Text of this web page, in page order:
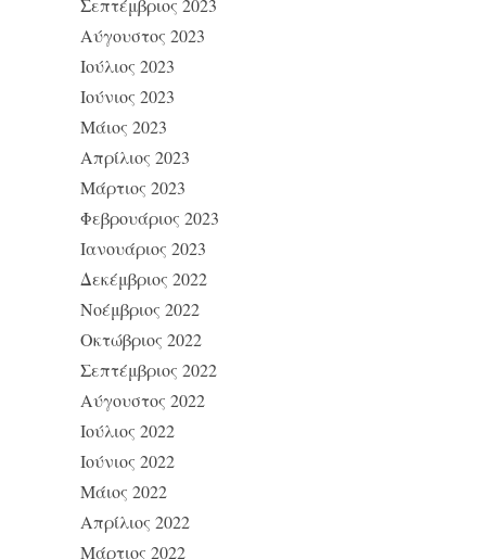
Σεπτέμβριος 2023
Αύγουστος 2023
Ιούλιος 2023
Ιούνιος 2023
Μάιος 2023
Απρίλιος 2023
Μάρτιος 2023
Φεβρουάριος 2023
Ιανουάριος 2023
Δεκέμβριος 2022
Νοέμβριος 2022
Οκτώβριος 2022
Σεπτέμβριος 2022
Αύγουστος 2022
Ιούλιος 2022
Ιούνιος 2022
Μάιος 2022
Απρίλιος 2022
Μάρτιος 2022